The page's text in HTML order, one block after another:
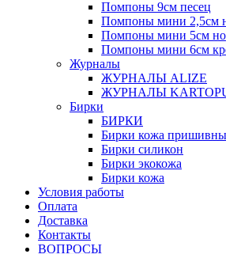
Помпоны 9см песец
Помпоны мини 2,5см
Помпоны мини 5см
Помпоны мини 6см
Журналы
ЖУРНАЛЫ ALIZE
ЖУРНАЛЫ
Бирки
БИРКИ
Бирки кожа
Бирки силикон
Бирки экокожа
Бирки кожа
Условия работы
Оплата
Доставка
Контакты
ВОПРОСЫ